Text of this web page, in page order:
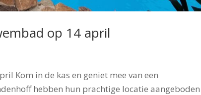
op 14 april
Kom in de kas en geniet mee van een
hebben hun prachtige locatie